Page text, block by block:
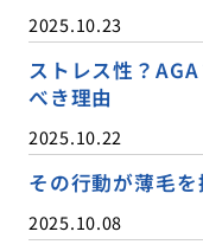
2025.10.23
ストレス性？
べき理由
2025.10.22
その行動が薄毛
2025.10.08